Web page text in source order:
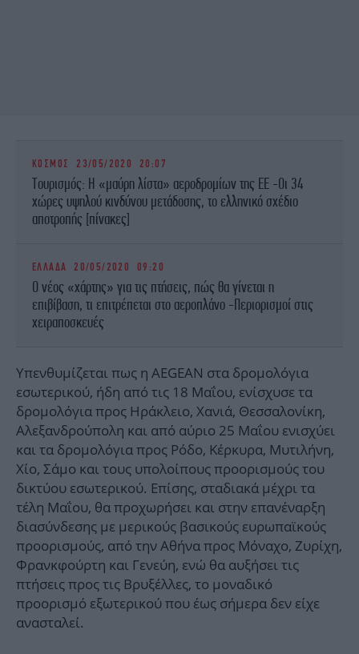
ΚΟΣΜΟΣ 23/05/2020 20:07
Τουρισμός: Η «μαύρη λίστα» αεροδρομίων της ΕΕ -Οι 34
χώρες υψηλού κινδύνου μετάδοσης, το ελληνικό σχέδιο
αποτροπής [πίνακες]
ΕΛΛΑΔΑ 20/05/2020 09:20
Ο νέος «χάρτης» για τις πτήσεις, πώς θα γίνεται η
επιβίβαση, τι επιτρέπεται στο αεροπλάνο -Περιορισμοί στις
χειραποσκευές
Υπενθυμίζεται πως η AEGEAN στα δρομολόγια
εσωτερικού, ήδη από τις 18 Μαΐου, ενίσχυσε τα
δρομολόγια προς Ηράκλειο, Χανιά, Θεσσαλονίκη,
Αλεξανδρούπολη και από αύριο 25 Μαΐου ενισχύει
και τα δρομολόγια προς Ρόδο, Κέρκυρα, Μυτιλήνη,
Χίο, Σάμο και τους υπολοίπους προορισμούς του
δικτύου εσωτερικού. Επίσης, σταδιακά μέχρι τα
τέλη Μαΐου, θα προχωρήσει και στην επανέναρξη
διασύνδεσης με μερικούς βασικούς ευρωπαϊκούς
προορισμούς, από την Αθήνα προς Μόναχο, Ζυρίχη,
Φρανκφούρτη και Γενεύη, ενώ θα αυξήσει τις
πτήσεις προς τις Βρυξέλλες, το μοναδικό
προορισμό εξωτερικού που έως σήμερα δεν είχε
ανασταλεί.